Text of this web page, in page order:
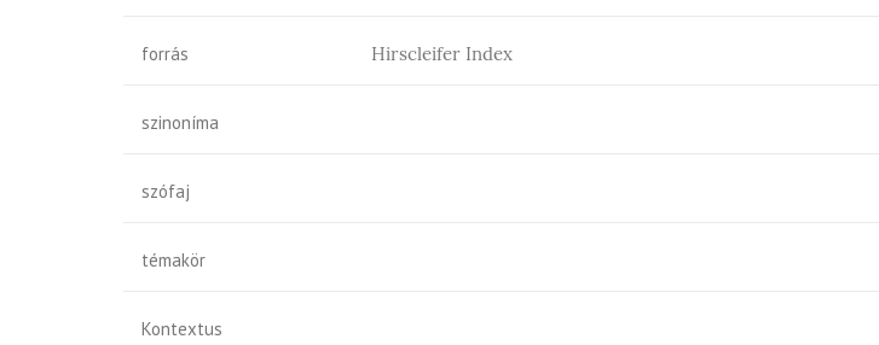
forrás Hirscleifer Index
szinoníma
szófaj
témakör
Kontextus